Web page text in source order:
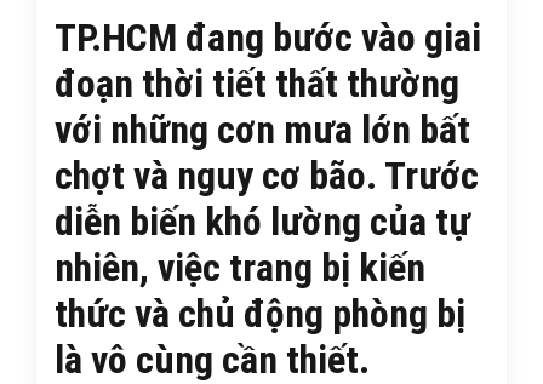
TP.HCM đang bước vào giai
đoạn thời tiết thất thường
với những cơn mưa lớn bất
chợt và nguy cơ bão. Trước
diễn biến khó lường của tự
nhiên, việc trang bị kiến
thức và chủ động phòng bị
là vô cùng cần thiết.